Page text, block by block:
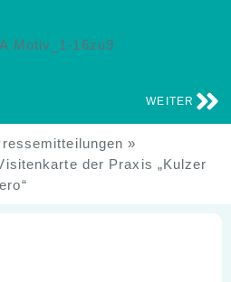
WEITER
»
der Praxis „Kulzer